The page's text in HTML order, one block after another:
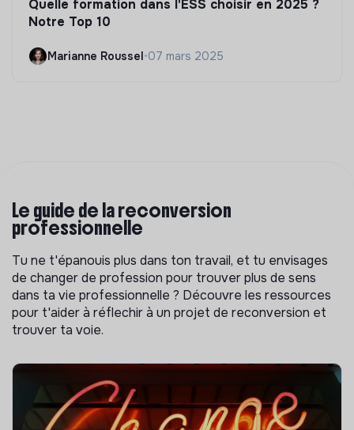
Quelle formation dans l'ESS choisir en 2025 ?
Notre Top 10
Marianne Roussel•07 mars 2025
Le guide de la reconversion
professionnelle
Tu ne t'épanouis plus dans ton travail, et tu envisages
de changer de profession pour trouver plus de sens
dans ta vie professionnelle ? Découvre les ressources
pour t'aider à réflechir à un projet de reconversion et
trouver ta voie.